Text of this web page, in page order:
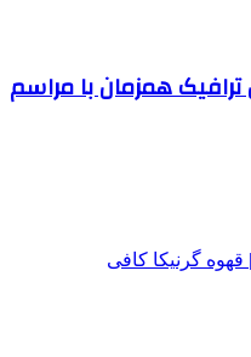
ترافیک همزمان با مراسم
قهوه گرنیکا کافی